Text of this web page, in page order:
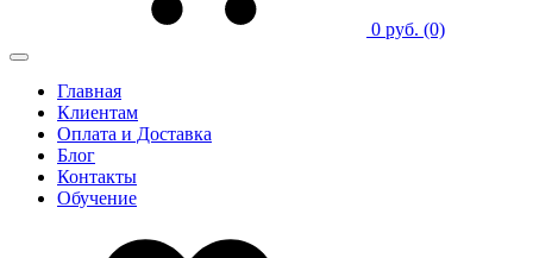
0 руб. (0)
Главная
Клиентам
Оплата и Доставка
Блог
Контакты
Обучение